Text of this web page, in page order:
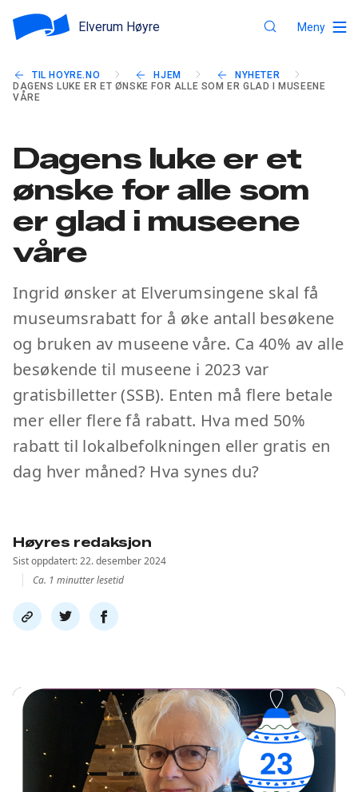
Elverum Høyre Meny
TIL HOYRE.NO HJEM
NYHETER
DAGENS LUKE ER ET ØNSKE FOR ALLE SOM ER GLAD I MUSEENE
VÅRE
Dagens luke er et
ønske for alle som
er glad i museene
våre
Ingrid ønsker at Elverumsingene skal få
museumsrabatt for å øke antall besøkene
og bruken av museene våre. Ca 40% av alle
besøkende til museene i 2023 var
gratisbilletter (SSB). Enten må flere betale
mer eller flere få rabatt. Hva med 50%
rabatt til lokalbefolkningen eller gratis en
dag hver måned? Hva synes du?
Høyres redaksjon
Sist oppdatert: 22. desember 2024
Ca. 1 minutter lesetid
Del
link
Del
på
Del
på